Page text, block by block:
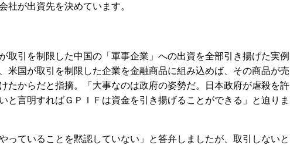
が出資先を決めています。
引を制限した中国の「軍事企業」への出資を全部引き揚げた実例
米国が取引を制限した企業を金融商品に組み込めば、その商品が売
たからだと指摘。「大事なのは政府の姿勢だ。日本政府が虐殺を許
と言明すればＧＰＩＦは資金を引き揚げることができる」と迫りま
ていることを黙認していない」と答弁しましたが、取引しないと